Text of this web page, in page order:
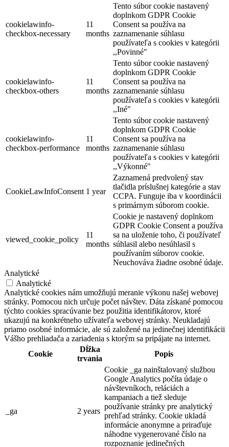
cookielawinfo-
checkbox-necessary
11
months
Tento súbor cookie nastavený
doplnkom GDPR Cookie
Consent sa používa na
zaznamenanie súhlasu
používateľa s cookies v kategórii
,,Povinné"
cookielawinfo-
checkbox-others
11
months
Tento súbor cookie nastavený
doplnkom GDPR Cookie
Consent sa používa na
zaznamenanie súhlasu
používateľa s cookies v kategórii
,,Iné"
cookielawinfo-
checkbox-performance
11
months
Tento súbor cookie nastavený
doplnkom GDPR Cookie
Consent sa používa na
zaznamenanie súhlasu
používateľa s cookies v kategórii
,,Výkonné"
CookieLawInfoConsent 1 year
Zaznamená predvolený stav
tlačidla príslušnej kategórie a stav
CCPA. Funguje iba v koordinácii
s primárnym súborom cookie.
viewed_cookie_policy
11
months
Cookie je nastavený doplnkom
GDPR Cookie Consent a používa
sa na uloženie toho, či používateľ
súhlasil alebo nesúhlasil s
používaním súborov cookie.
Neuchováva žiadne osobné údaje.
Analytické
Analytické
Analytické cookies nám umožňujú meranie výkonu našej webovej
stránky. Pomocou nich určuje počet návštev. Dáta získané pomocou
týchto cookies spracúvanie bez použitia identifikátorov, ktoré
ukazujú na konkrétneho užívateľa webovej stránky. Neukladajú
priamo osobné informácie, ale sú založené na jedinečnej identifikácii
Vášho prehliadača a zariadenia s ktorým sa pripájate na internet.
Cookie
Dĺžka
trvania
Popis
_ga 2 years
Cookie _ga nainštalovaný službou
Google Analytics počíta údaje o
návštevníkoch, reláciách a
kampaniach a tiež sleduje
používanie stránky pre analytický
prehľad stránky. Cookie ukladá
informácie anonymne a priraďuje
náhodne vygenerované číslo na
rozpoznanie jedinečných